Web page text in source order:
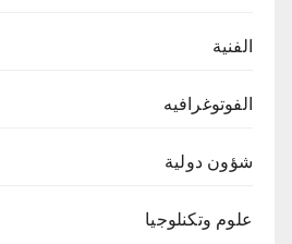
الفنية
الفوتوغرافيه
شؤون دولية
علوم وتكنلوجيا